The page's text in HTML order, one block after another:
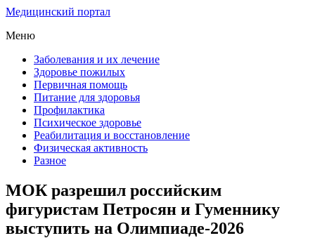
Медицинский портал
Меню
Заболевания и их лечение
Здоровье пожилых
Первичная помощь
Питание для здоровья
Профилактика
Психическое здоровье
Реабилитация и восстановление
Физическая активность
Разное
МОК разрешил российским
фигуристам Петросян и Гуменнику
выступить на Олимпиаде-2026